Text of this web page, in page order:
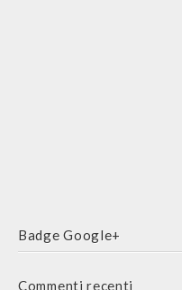
Badge Google+
Commenti recenti